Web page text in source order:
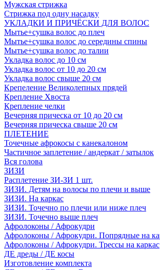
Мужская стрижка
Стрижка под одну насадку
УКЛАДКИ И ПРИЧЁСКИ ДЛЯ ВОЛОС
Мытье+сушка волос до плеч
Мытье+сушка волос до середины спины
Мытье+сушка волос до талии
Укладка волос до 10 см
Укладка волос от 10 до 20 см
Укладка волос свыше 20 см
Крепеление Великолепных прядей
Крепление Хвоста
Крепление челки
Вечерняя прическа от 10 до 20 см
Вечерняя прическа свыше 20 см
ПЛЕТЕНИЕ
Точечные афрокосы с канекалоном
Частичное заплетение / андеркат / затылок
Вся голова
ЗИЗИ
Расплетение ЗИ-ЗИ 1 шт.
ЗИЗИ. Детям на волосы по плечи и выше
ЗИЗИ. На каркас
ЗИЗИ. Точечно по плечи или ниже плеч
ЗИЗИ. Точечно выше плеч
Афролоконы / Афрокудри
Афролоконы / Афрокудри. Попрядные на
Афролоконы / Афрокудри. Трессы на каркас
ДЕ дреды / ДЕ косы
Изготовление комплекта